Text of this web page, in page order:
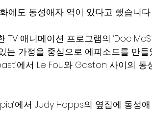
에도 동성애자 역이 있다고 했습니다.
애니메이션 프로그램의 ‘Doc
는 가정을 중심으로 에피소드를 만들
에서 Le Fou와 Gaston 사이의 동
에서 Judy Hopps의 옆집에 동성